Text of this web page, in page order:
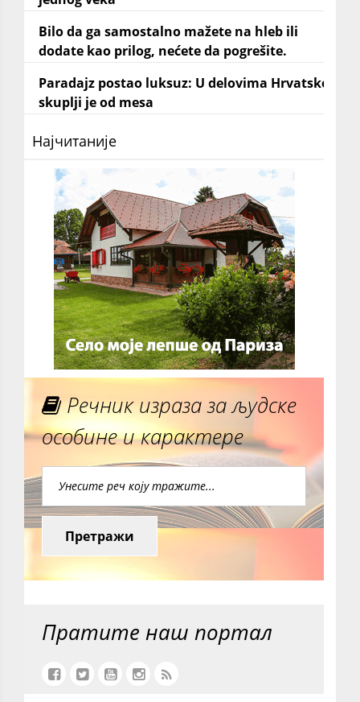
Bilo da ga samostalno mažete na hleb ili
dodate kao prilog, nećete da pogrešite.
Paradajz postao luksuz: U delovima Hrvatske
skuplji je od mesa
Најчитаније
Речник израза за људске
особине и карактере
Претражи
Пратите наш портал